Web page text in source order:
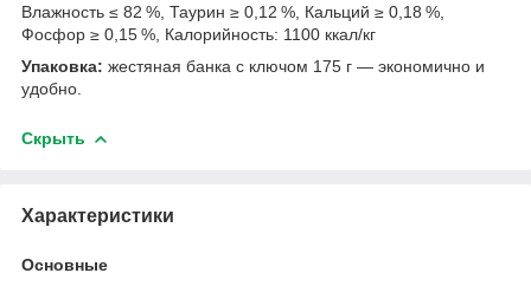
Влажность ≤ 82 %, Таурин ≥ 0,12 %, Кальций ≥ 0,18 %,
Фосфор ≥ 0,15 %, Калорийность: 1100 ккал/кг
Упаковка: жестяная банка с ключом 175 г — экономично и
удобно.
Скрыть
Характеристики
Основные